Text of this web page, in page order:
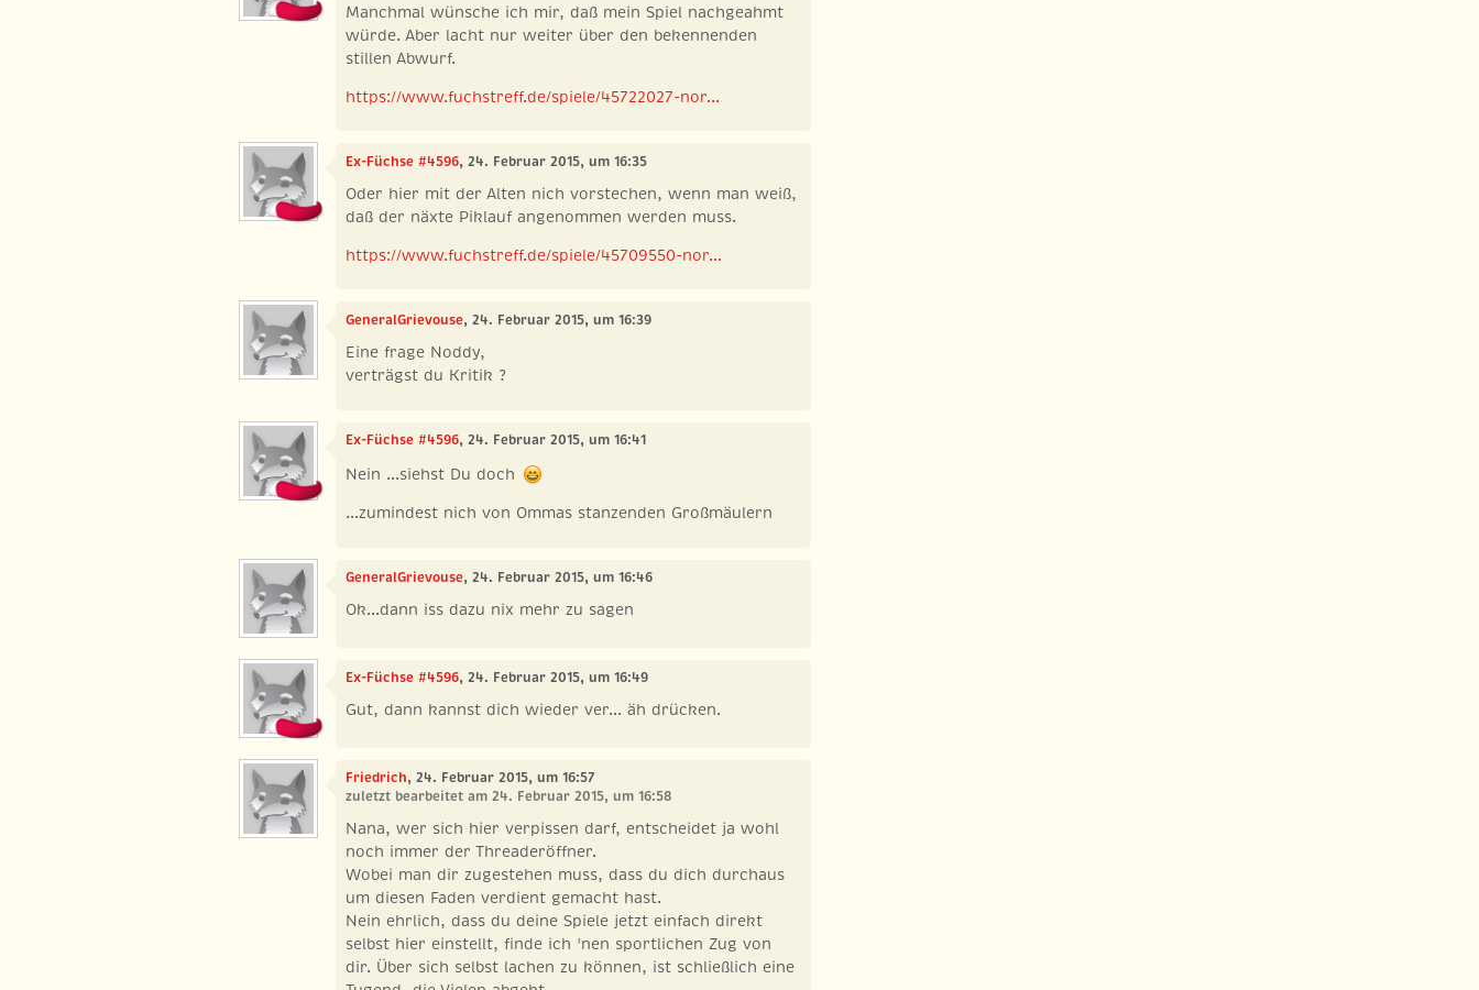
Manchmal wünsche ich mir, daß mein Spiel nachgeahmt
würde. Aber lacht nur weiter über den bekennenden
stillen Abwurf.
https://www.fuchstreff.de/spiele/45722027-nor...
Ex-Füchse #4596, 24. Februar 2015, um 16:35
Oder hier mit der Alten nich vorstechen, wenn man weiß,
daß der näxte Piklauf angenommen werden muss.
https://www.fuchstreff.de/spiele/45709550-nor...
GeneralGrievouse, 24. Februar 2015, um 16:39
Eine frage Noddy,
verträgst du Kritik ?
Ex-Füchse #4596, 24. Februar 2015, um 16:41
Nein ...siehst Du doch
...zumindest nich von Ommas stanzenden Großmäulern
GeneralGrievouse, 24. Februar 2015, um 16:46
Ok...dann iss dazu nix mehr zu sagen
Ex-Füchse #4596, 24. Februar 2015, um 16:49
Gut, dann kannst dich wieder ver... äh drücken.
Friedrich, 24. Februar 2015, um 16:57
zuletzt bearbeitet am 24. Februar 2015, um 16:58
Nana, wer sich hier verpissen darf, entscheidet ja wohl
noch immer der Threaderöffner.
Wobei man dir zugestehen muss, dass du dich durchaus
um diesen Faden verdient gemacht hast.
Nein ehrlich, dass du deine Spiele jetzt einfach direkt
selbst hier einstellt, finde ich 'nen sportlichen Zug von
dir. Über sich selbst lachen zu können, ist schließlich eine